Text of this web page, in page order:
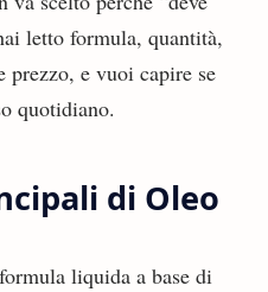
letto formula, quantità,
prezzo, e vuoi capire se
quotidiano.
di Oleo
liquida a base di